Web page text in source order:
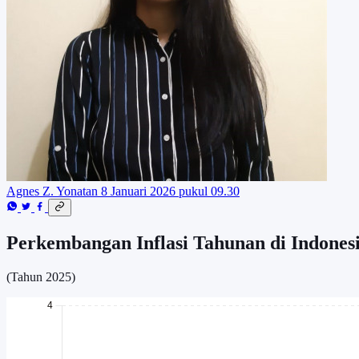
Agnes Z. Yonatan 8 Januari 2026 pukul 09.30
Perkembangan Inflasi Tahunan di
(Tahun 2025)